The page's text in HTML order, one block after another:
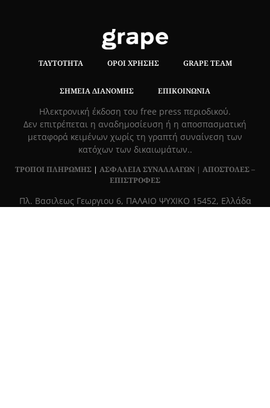
ΤΑΥΤΌΤΗΤΑ ΌΡΟΙ ΧΡΉΣΗΣ GRAPE TEAM
ΣΗΜΕΊΑ ΔΙΑΝΟΜΉΣ ΕΠΙΚΟΙΝΩΝΊΑ
Hλεκτρονική έκδοση του free press περιοδικού.
Δεν επιτρέπεται η αναδημοσίευση ή η αποσπασματική
μεταφορά κειμένων χωρίς τη γραπτή συναίνεση των
κατόχων των δικαιωμάτων..
ΤΡΟΠΟΙ ΠΛΗΡΩΜΗΣ | ΑΣΦΑΛΕΙΑ ΣΥΝΑΛΛΑΓΩΝ | ΑΠΟΣΤΟΛΕΣ –
ΕΠΙΣΤΡΟΦΕΣ
Πλ. Βασιλεως Γεωργιου 6, ΠΑΛΑΙΟ ΨΥΧΙΚΟ 15452, Ελλάδα